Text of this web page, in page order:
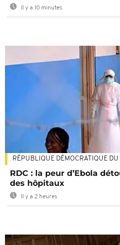
Il y a 10 minutes
RÉPUBLIQUE DÉMOCRATIQUE DU
RDC : la peur d’Ebola
des hôpitaux
Il y a 2 heures